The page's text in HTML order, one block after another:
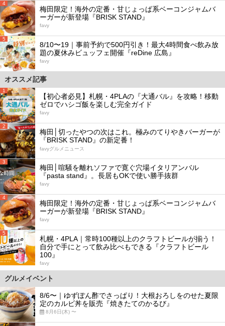
4
梅田限定！海外の定番・甘じょっぱ系ベーコンジャムバ
ーガーが新登場『BRISK STAND』
favy
5
8/10〜19｜事前予約で500円引き！最大4時間食べ飲み放
題の夏休みビュッフェ開催『reDine 広島』
favy
オススメ記事
1
【初心者必見】札幌・4PLAの『大通バル』を攻略！移動
ゼロでハシゴ飯を楽しむ完全ガイド
favy
2
梅田│切ったやつの次はこれ。極みのてりやきバーガーが
『BRISK STAND』の新定番！
favyグルメニュース
3
梅田│喧騒を離れソファで寛ぐ穴場イタリアンバル
『pasta stand』。長居もOKで使い勝手抜群
favy
4
梅田限定！海外の定番・甘じょっぱ系ベーコンジャムバ
ーガーが新登場『BRISK STAND』
favy
5
札幌・4PLA｜常時100種以上のクラフトビールが揃う！
自分で手にとって飲み比べもできる『クラフトビール
100』
favy
グルメイベント
8/6〜｜ゆずぽん酢でさっぱり！大根おろしをのせた夏限
定のカルビ丼を販売『焼きたてのかるび』
8月6日(木) 〜